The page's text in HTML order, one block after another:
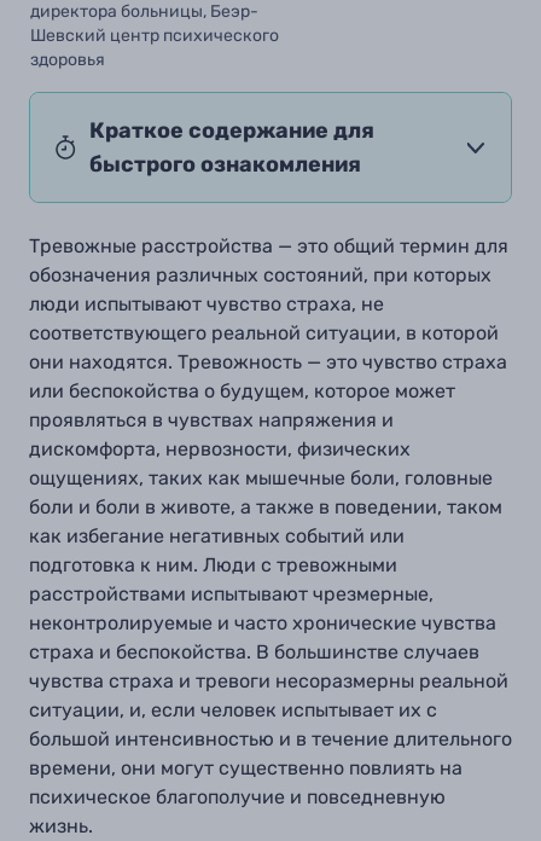
директора больницы, Беэр-
Шевский центр психического
здоровья
Краткое содержание для
быстрого ознакомления
Тревожные расстройства — это общий термин для
обозначения различных состояний, при которых
люди испытывают чувство страха, не
соответствующего реальной ситуации, в которой
они находятся. Тревожность — это чувство страха
или беспокойства о будущем, которое может
проявляться в чувствах напряжения и
дискомфорта, нервозности, физических
ощущениях, таких как мышечные боли, головные
боли и боли в животе, а также в поведении, таком
как избегание негативных событий или
подготовка к ним. Люди с тревожными
расстройствами испытывают чрезмерные,
неконтролируемые и часто хронические чувства
страха и беспокойства. В большинстве случаев
чувства страха и тревоги несоразмерны реальной
ситуации, и, если человек испытывает их с
большой интенсивностью и в течение длительного
времени, они могут существенно повлиять на
психическое благополучие и повседневную
жизнь.